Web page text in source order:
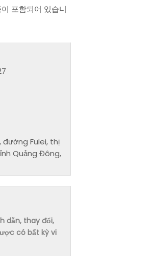
포함되어 있습니
đường Fulei, thị
Quảng Đông,
dẫn, thay đổi,
có bất kỳ vi